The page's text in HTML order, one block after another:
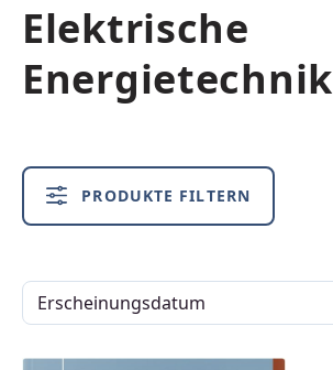
Elektrische
Energietechnik
PRODUKTE FILTERN